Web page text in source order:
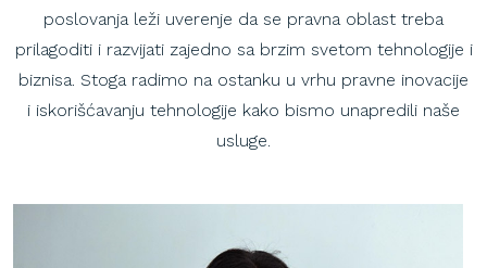
poslovanja leži uverenje da se pravna oblast treba
prilagoditi i razvijati zajedno sa brzim svetom tehnologije i
biznisa. Stoga radimo na ostanku u vrhu pravne inovacije
i iskorišćavanju tehnologije kako bismo unapredili naše
usluge.